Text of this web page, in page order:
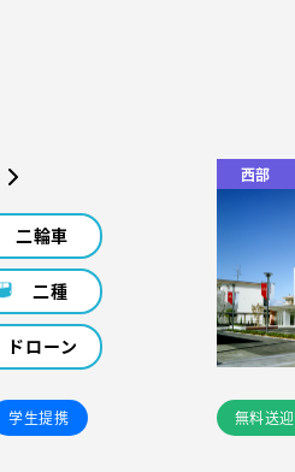
二輪車
二種
ドローン
学生提携
西部
無料送迎